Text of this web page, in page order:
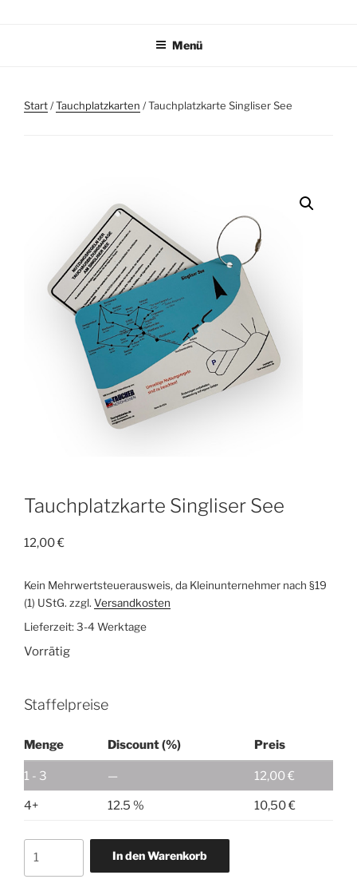
Menü
Start/Tauchplatzkarten / Tauchplatzkarte Singliser See
Tauchplatzkarte Singliser See
12,00€
Kein Mehrwertsteuerausweis, da Kleinunternehmer nach §19
(1) UStG. zzgl. Versandkosten
Lieferzeit: 3-4 Werktage
Vorrätig
Staffelpreise
Menge Discount (%) Preis
1 - 3 — 12,00€
4+ 12.5 % 10,50€
In den Warenkorb